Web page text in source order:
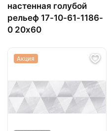
настенная голубой
рельеф 17-10-61-1186-
0 20х60
Акция